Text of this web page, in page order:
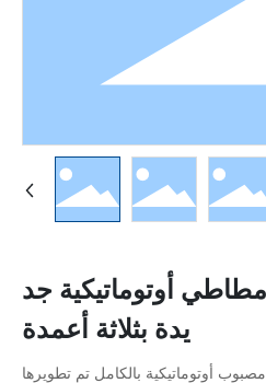
أوتوماتيكية جد
يدة بثلاثة أعمدة
أوتوماتيكية بالكامل تم تطويرها